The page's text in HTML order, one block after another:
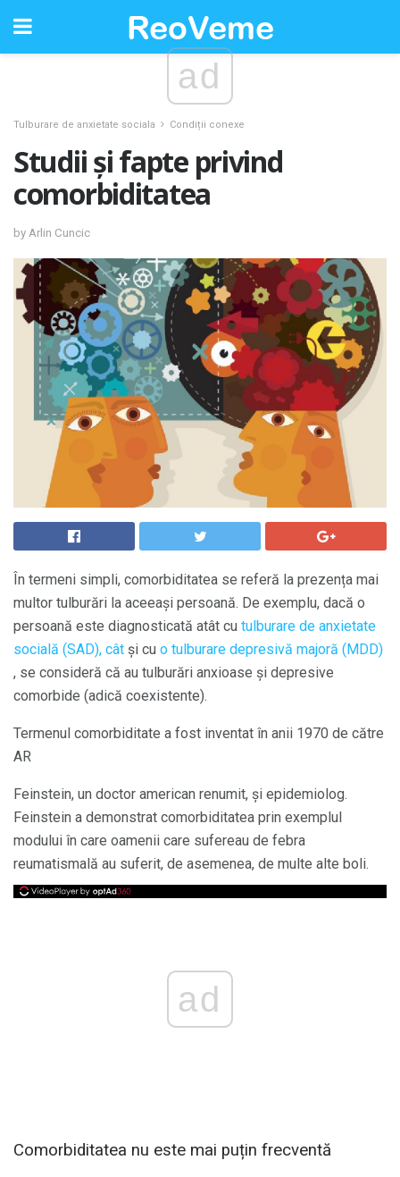
ad
Tulburare de anxietate sociala Condiții conexe
Studii și fapte privind
comorbiditatea
by Arlin Cuncic
În termeni simpli, comorbiditatea se referă la prezența mai
multor tulburări la aceeași persoană. De exemplu, dacă o
persoană este diagnosticată atât cu tulburare de anxietate
socială (SAD), cât și cu o tulburare depresivă majoră (MDD)
, se consideră că au tulburări anxioase și depresive
comorbide (adică coexistente).
Termenul comorbiditate a fost inventat în anii 1970 de către
AR
Feinstein, un doctor american renumit, și epidemiolog.
Feinstein a demonstrat comorbiditatea prin exemplul
modului în care oamenii care sufereau de febra
reumatismală au suferit, de asemenea, de multe alte boli.
ad
Comorbiditatea nu este mai puțin frecventă